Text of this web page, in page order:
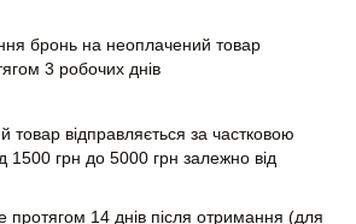
бронь на неоплачений товар
3 робочих днів
товар відправляється за частковою
1500 грн до 5000 грн залежно від
14 днів після отримання (для